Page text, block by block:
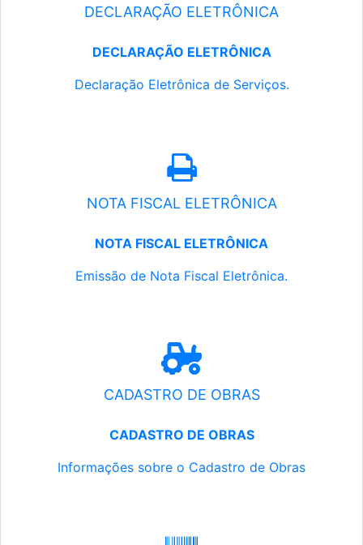
DECLARAÇÃO ELETRÔNICA
DECLARAÇÃO ELETRÔNICA
Declaração Eletrônica de Serviços.
NOTA FISCAL ELETRÔNICA
NOTA FISCAL ELETRÔNICA
Emissão de Nota Fiscal Eletrônica.
CADASTRO DE OBRAS
CADASTRO DE OBRAS
Informações sobre o Cadastro de Obras